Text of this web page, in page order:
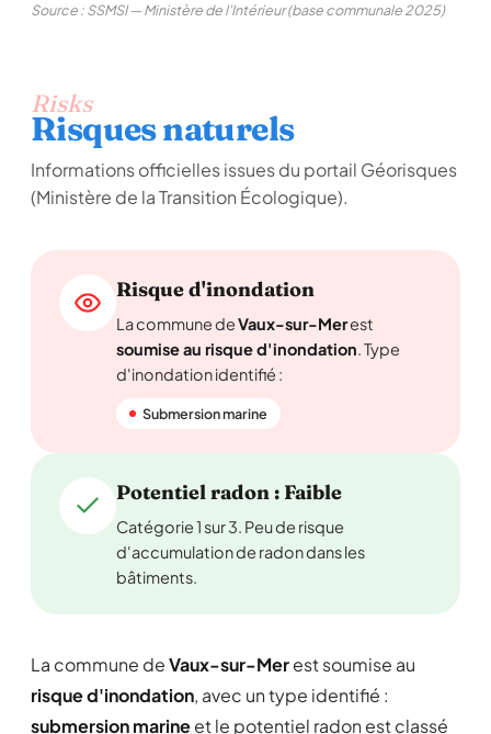
Source : SSMSI — Ministère de l'Intérieur (base communale 2025)
Risks
Risques naturels
Informations officielles issues du portail Géorisques
(Ministère de la Transition Écologique).
Risque d'inondation
La commune deVaux-sur-Merest
soumise au risque d'inondation. Type
d'inondation identifié :
Submersion marine
Potentiel radon : Faible
Catégorie 1 sur 3. Peu de risque
d'accumulation de radon dans les
bâtiments.
La commune deVaux-sur-Merest soumise au
risque d'inondation, avec un type identifié :
submersion marineet le potentiel radon est classé